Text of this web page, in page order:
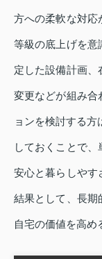
方への柔軟な対応
等級の底上げを意
定した設備計画、
変更などが組み合
ョンを検討する
しておくことで
安心と暮らしやす
結果として、長期
自宅の価値を高め